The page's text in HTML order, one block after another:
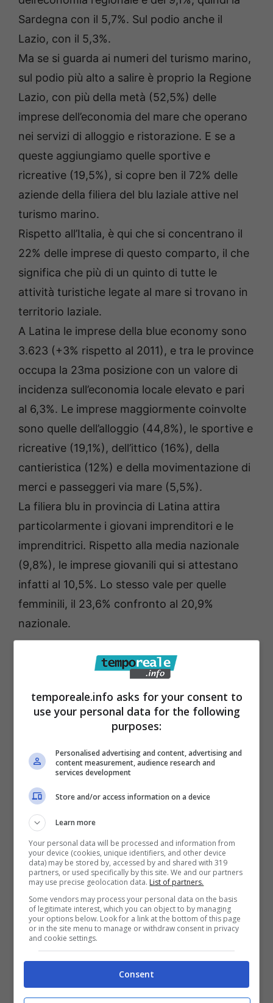
Sardegna con il 5,7%. Sul podio anche il
Lazio, con il 5,3%.
Ma se si guarda ai numeri del turismo marino,
sul podio più alto a salire è proprio la Regione
Lazio, con più della metà (52,5%) delle
imprese dell’economia del mare che operano
nei servizi di alloggio e ristorazione. E se a
queste aggiungiamo quelle sportive e
ricreative (19,5%), si copre ben il 72% delle
aziende della filiera del blu laziale attive nel
turismo marino.
Rispetto all’Italia, è qui che si concentrano il
22% delle imprese di questo comparto, il che
significa che più di un quinto di tutte le
attività turistiche legate al mare si trovano in
territorio laziale.
A Latina le imprese della blue economy sono
3.623 (+3% rispetto al 2011), e tra le province
occupa la 23ma posizione con un valore di
incidenza sull’economia locale elevato e pari
al 6,3%. Le imprese maggiormente coinvolte
sono quelle dell’alloggio (44,8%), le sportive e
ricreative (19,1%), dell’ittico (16%), della
cantieristica (12%) e della movimentazione di
merci e passeggeri via mare (5,5%).
La filiera blu in provincia di Latina attira
particolarmente i giovani imprenditori e le
imprenditrici. Rispetto alla media nazionale
(9,8%), le imprese giovanili qui si attestano
infatti al 10,5%. Lo stesso vale per quelle
femminili, il 23,6% confronto al 20,9%
nazionale.
Il sindaco di Gaeta Cosmo Mitrano e
L’assessore allo sviluppo economico del
Al Palazzo della Cultura “Giovanni Caboto”,
per la presentazione del Rapporto, sono
intervenuti oggi: Cosmo Mitrano, sindaco di
Gaeta; Giancarlo Vinacci, assessore Sviluppo
Economico del Comune di Genova; Mauro
Zappia, Commissario straordinario Camera di
direttore Marittimo del Lazio; Alessandro
Rinaldi, dirigente Studi economici e statistici
temporeale.info asks for your consent to
use your personal data for the following
purposes:
Personalised advertising and content, advertising and
content measurement, audience research and
services development
Store and/or access information on a device
Learn more
Your personal data will be processed and information from
your device (cookies, unique identifiers, and other device
data) may be stored by, accessed by and shared with 319
partners, or used specifically by this site. We and our partners
may use precise geolocation data. List of partners.
Some vendors may process your personal data on the basis
of legitimate interest, which you can object to by managing
your options below. Look for a link at the bottom of this page
or in the site menu to manage or withdraw consent in privacy
and cookie settings.
Consent